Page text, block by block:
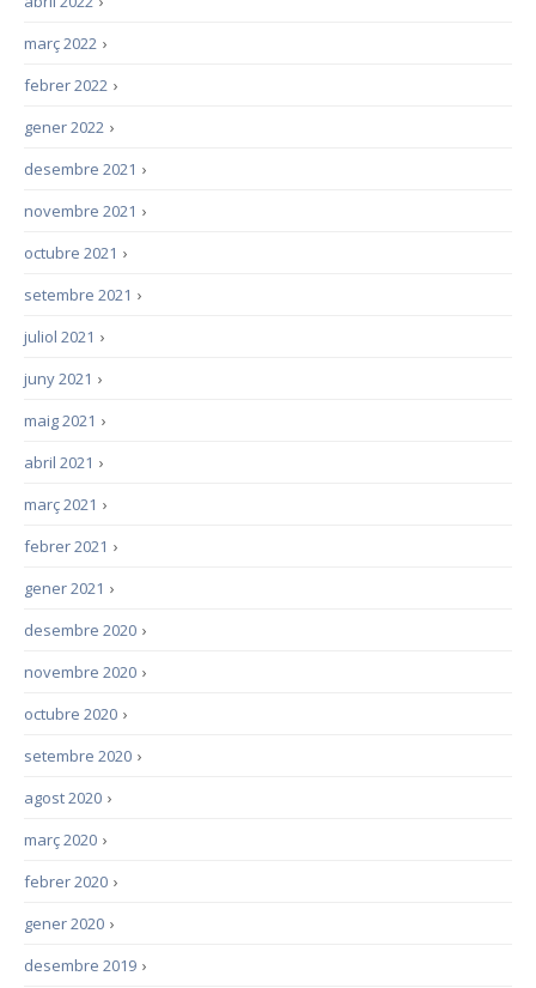
›
març 2022
›
febrer 2022
›
gener 2022
›
desembre 2021
›
novembre 2021
›
octubre 2021
›
setembre 2021
›
juliol 2021
›
juny 2021
›
maig 2021
›
abril 2021
›
març 2021
›
febrer 2021
›
gener 2021
›
desembre 2020
›
novembre 2020
›
octubre 2020
›
setembre 2020
›
agost 2020
›
març 2020
›
febrer 2020
›
gener 2020
›
desembre 2019